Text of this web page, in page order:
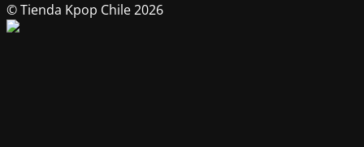
© Tienda Kpop Chile 2026